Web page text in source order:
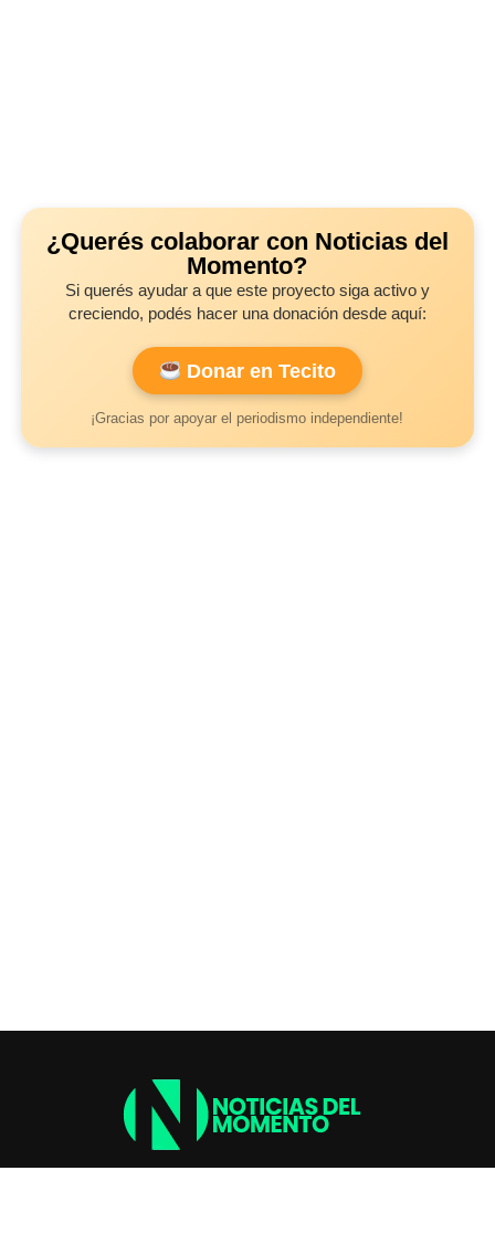
¿Querés colaborar con Noticias del
Momento?
Si querés ayudar a que este proyecto siga activo y
creciendo, podés hacer una donación desde aquí:
Donar en Tecito
¡Gracias por apoyar el periodismo independiente!